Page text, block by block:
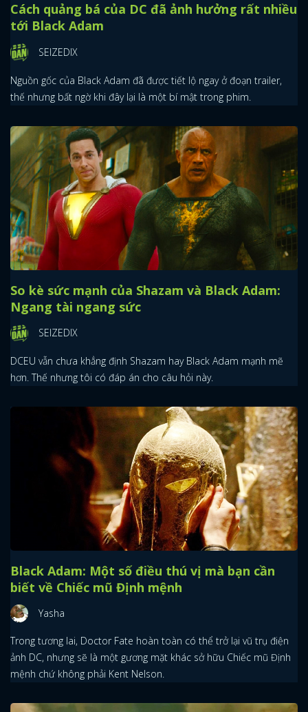
x
ĐĂNG NHẬP
Cách quảng bá của DC đã ảnh hưởng rất nhiều
tới Black Adam
SEIZEDIX
Nguồn gốc của Black Adam đã được tiết lộ ngay ở đoạn trailer,
thế nhưng bất ngờ khi đây lại là một bí mật trong phim.
So kè sức mạnh của Shazam và Black Adam:
Ngang tài ngang sức
SEIZEDIX
DCEU vẫn chưa khẳng định Shazam hay Black Adam mạnh mẽ
hơn. Thế nhưng tôi có đáp án cho câu hỏi này.
Black Adam: Một số điều thú vị mà bạn cần
biết về Chiếc mũ Định mệnh
Yasha
Trong tương lai, Doctor Fate hoàn toàn có thể trở lại vũ trụ điện
ảnh DC, nhưng sẽ là một gương mặt khác sở hữu Chiếc mũ Định
mệnh chứ không phải Kent Nelson.